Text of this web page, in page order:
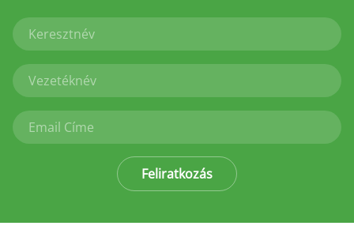
Feliratkozás